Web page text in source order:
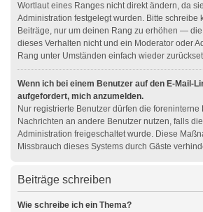
Wortlaut eines Ranges nicht direkt ändern, da
Administration festgelegt wurden. Bitte schreibe
Beiträge, nur um deinen Rang zu erhöhen —
dieses Verhalten nicht und ein Moderator oder
Rang unter Umständen einfach wieder
Wenn ich bei einem Benutzer auf den E-Mail-
aufgefordert, mich anzumelden.
Nur registrierte Benutzer dürfen die foreninterne
Nachrichten an andere Benutzer nutzen, falls
Administration freigeschaltet wurde. Diese
Missbrauch dieses Systems durch Gäste
Beiträge schreiben
Wie schreibe ich ein Thema?